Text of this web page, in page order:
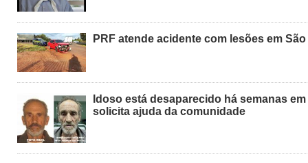
PRF atende acidente com lesões em
Idoso está desaparecido há semanas
solicita ajuda da comunidade